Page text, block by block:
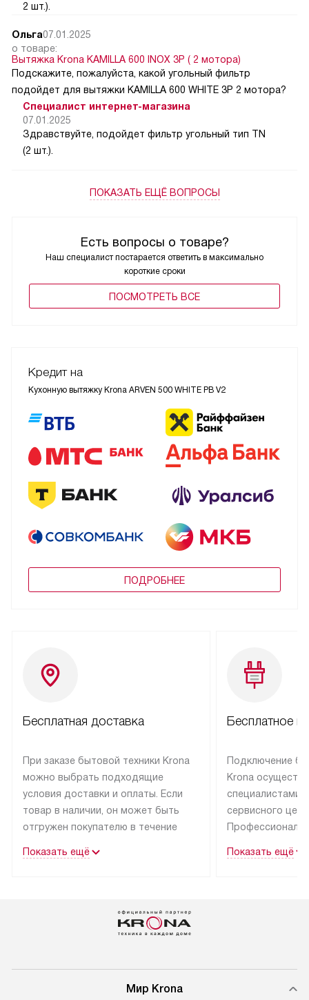
Есть вопросы о товаре?
Наш специалист постарается ответить в максимально
короткие сроки
ПОCМОТРЕТЬ ВСЕ
2 шт.).
Ольга07.01.2025
о товаре:
Вытяжка Krona KAMILLA 600 INOX 3P ( 2 мотора)
Подскажите, пожалуйста, какой угольный фильтр
подойдет для вытяжки KAMILLA 600 WHITE 3P 2 мотора?
Специалист интернет-магазина
07.01.2025
Здравствуйте, подойдет фильтр угольный тип TN
(2 шт.).
ПОКАЗАТЬ ЕЩЁ ВОПРОСЫ
Кредит на
Кухонную вытяжку Krona ARVEN 500 WHITE PB V2
ПОДРОБНЕЕ
Бесплатная доставка
При заказе бытовой техники Krona
можно выбрать подходящие
условия доставки и оплаты. Если
товар в наличии, он может быть
отгружен покупателю в течение
оплачивается дополнительно.
Возможна доставка товаров
Показать ещё
Бесплатное
Подключение
Krona
специалистами
сервисного
эксплуатации
Показать ещё
Мир Krona